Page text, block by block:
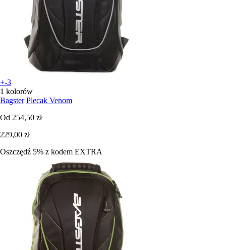
+-3
1 kolorów
Bagster Plecak Venom
Od 254,50 zł
229,00 zł
Oszczędź 5% z kodem EXTRA